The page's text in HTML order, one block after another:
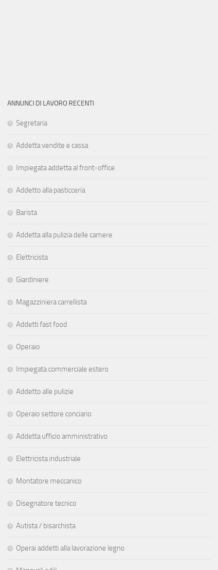
ANNUNCI DI LAVORO RECENTI
Segretaria
Addetta vendite e cassa
Impiegata addetta al front-office
Addetto alla pasticceria
Barista
Addetta alla pulizia delle camere
Elettricista
Giardiniere
Magazziniera carrellista
Addetti fast food
Operaio
Impiegata commerciale estero
Addetto alle pulizie
Operaio settore conciario
Addetta ufficio amministrativo
Elettricista industriale
Montatore meccanico
Disegnatore tecnico
Autista / bisarchista
Operai addetti alla lavorazione legno